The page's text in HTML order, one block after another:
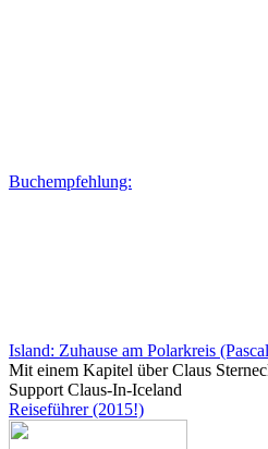
Buchempfehlung:
Island: Zuhause am Polarkreis
Mit einem Kapitel über Claus
Support Claus-In-Iceland
Reiseführer (2015!)